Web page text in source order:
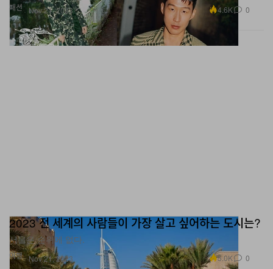
패션 Nov 21, 2023 4.6K 0
여행
2023 전 세계의 사람들이 가장 살고 싶어하는 도시는?
서울은 순위에 없다.
Nov 21, 2023 5.0K 0